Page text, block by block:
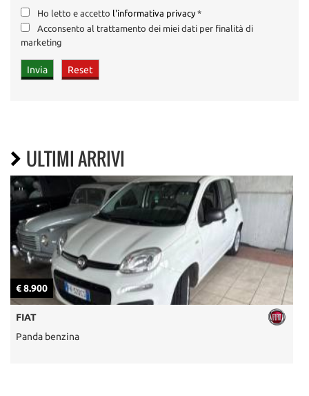
Ho letto e accetto l'informativa privacy*
Acconsento al trattamento dei miei dati per finalità di
marketing
ULTIMI ARRIVI
€ 8.900
FIAT
Panda benzina